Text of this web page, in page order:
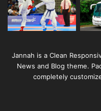
Jannah is a Clean
News and Blog theme.
completely